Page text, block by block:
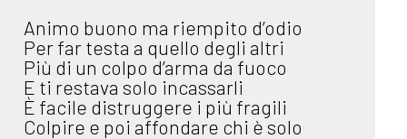
Animo buono ma riempito d’odio
Per far testa a quello degli altri
Più di un colpo d’arma da fuoco
E ti restava solo incassarli
È facile distruggere i più fragili
Colpire e poi affondare chi è solo